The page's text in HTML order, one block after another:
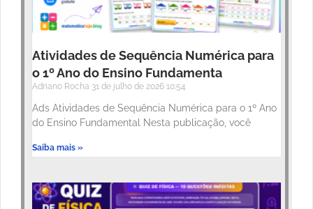
Atividades de Sequência Numérica para
o 1º Ano do Ensino Fundamenta
Adriano Rocha 31 de julho de 2026 10:54
Ads Atividades de Sequência Numérica para o 1º Ano
do Ensino Fundamental Nesta publicação, você
Saiba mais »